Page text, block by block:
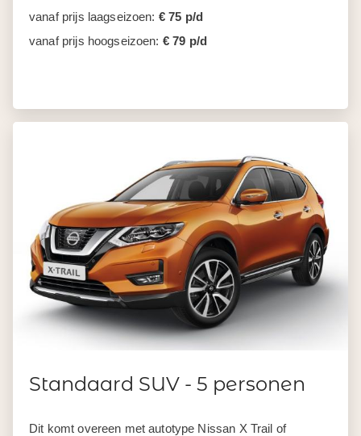
vanaf prijs laagseizoen: € 75 p/d
vanaf prijs hoogseizoen: € 79 p/d
Standaard SUV - 5 personen
Dit komt overeen met autotype Nissan X Trail of